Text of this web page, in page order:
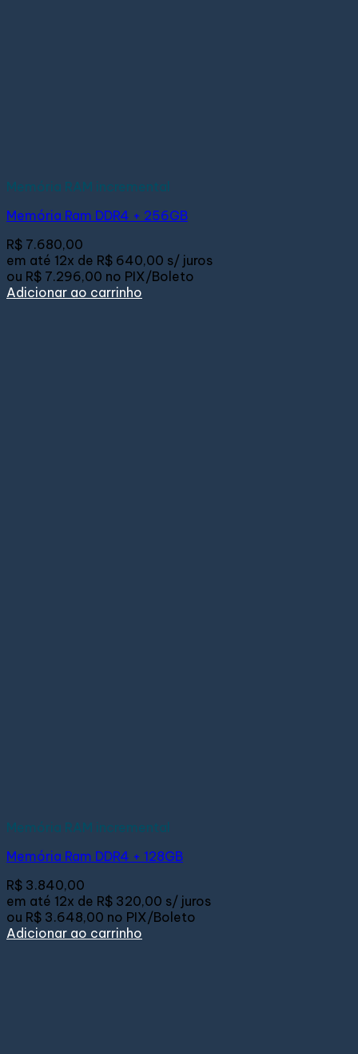
Memória RAM incremental
Memória Ram DDR4 + 256GB
R$ 7.680,00
em até 12x de R$ 640,00 s/ juros
ou R$ 7.296,00 no PIX/Boleto
Adicionar ao carrinho
Memória RAM incremental
Memória Ram DDR4 + 128GB
R$ 3.840,00
em até 12x de R$ 320,00 s/ juros
ou R$ 3.648,00 no PIX/Boleto
Adicionar ao carrinho